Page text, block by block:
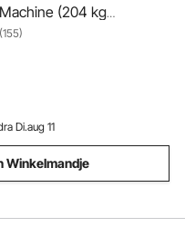
(204 kg
met kabelstang,
en rugleuning,
voor borsttraining,
fitness workout
(155)
Di.aug 11
Winkelmandje